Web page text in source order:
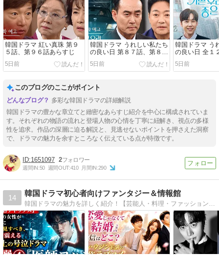
韓国ドラマ 紅い真珠 第９
５話、第９６話あらすじ
5日前
韓国ドラマ うれしい私たち
の良い日 第８７話、第８８
話あらすじ
5日前
韓国ドラマ う
の良い日 全１
じ一覧
5日前
このブログのここがポイント
多彩な韓国ドラマの詳細解説
韓国ドラマの豊かな章立てと緻密なあらすじ紹介を中心に構成されていま
す。それぞれの物語の流れと登場人物の心情を丁寧に紐解き、視点の多様
性を追求。作品の深層に迫る解説と、見逃せないポイントを押さえた洞察
で、ドラマの魅力を余すところなく伝えている点が特徴です。
1651097 2
週間IN:50 週間OUT:410 月間IN:290
14
韓国ドラマ初心者向けファンタジー＆情報館
韓国ドラマの魅力を詳しく紹介！【芸能人・料理・ファッション】の最新トレンドや、話題の【タイドラマ】情報も発信中です。初心者の方にも分かりやすく、毎日のエンタメ時間をより楽しくする情報をお届けします。